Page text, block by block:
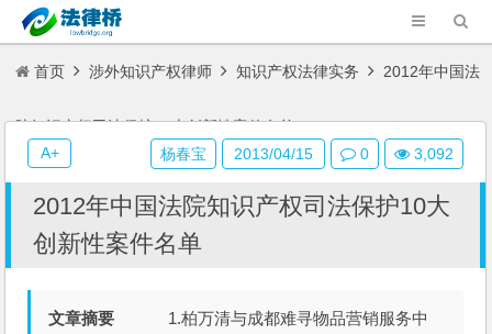
首页 涉外知识产权律师 知识产权法律实务 2012年中国法
院知识产权司法保护10大创新性案件名单
2012年中国法院知识产权司法保护10大
创新性案件名单
文章摘要 1.柏万清与成都难寻物品营销服务中
杨春宝 2013/04/15 0 3,092
A+